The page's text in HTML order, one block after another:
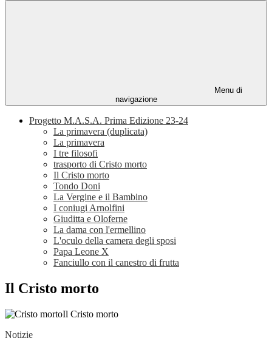
Menu di
navigazione
Progetto M.A.S.A. Prima Edizione 23-24
La primavera (duplicata)
La primavera
I tre filosofi
trasporto di Cristo morto
Il Cristo morto
Tondo Doni
La Vergine e il Bambino
I coniugi Arnolfini
Giuditta e Oloferne
La dama con l'ermellino
L'oculo della camera degli sposi
Papa Leone X
Fanciullo con il canestro di frutta
Il Cristo morto
Il Cristo morto
Notizie